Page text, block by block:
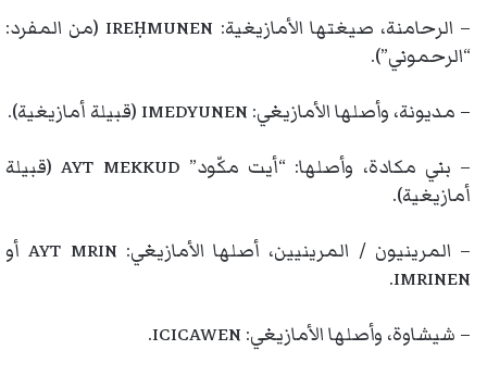
– الرحامنة، صيغتها الأمازيغية: IREḤMUNEN (من المفرد:
“الرحموني”).
– مديونة، وأصلها الأمازيغي: IMEDYUNEN (قبيلة أمازيغية).
– بني مكادة، وأصلها: “أيت مكّود” AYT MEKKUD (قبيلة
أمازيغية).
– المرينيون / المرينيين، أصلها الأمازيغي: AYT MRIN أو
IMRINEN.
– شيشاوة، وأصلها الأمازيغي: ICICAWEN.